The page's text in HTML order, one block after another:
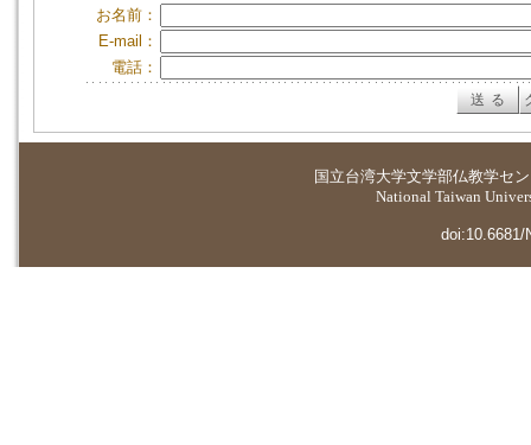
お名前：
E-mail：
電話：
国立台湾大学文学部仏教学セ
National Taiwan
doi:10.6681/